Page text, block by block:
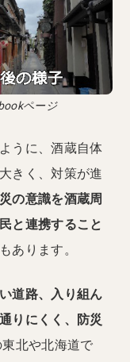
ページ
うに、酒蔵自体
きく、対策が進
の意識を酒蔵周
と連携すること
もあります。
道路、入り組ん
りにくく、防災
北や北海道で